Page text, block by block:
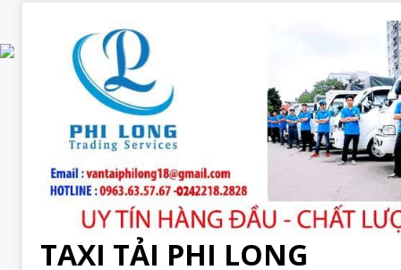
TAXI TẢI PHI LONG